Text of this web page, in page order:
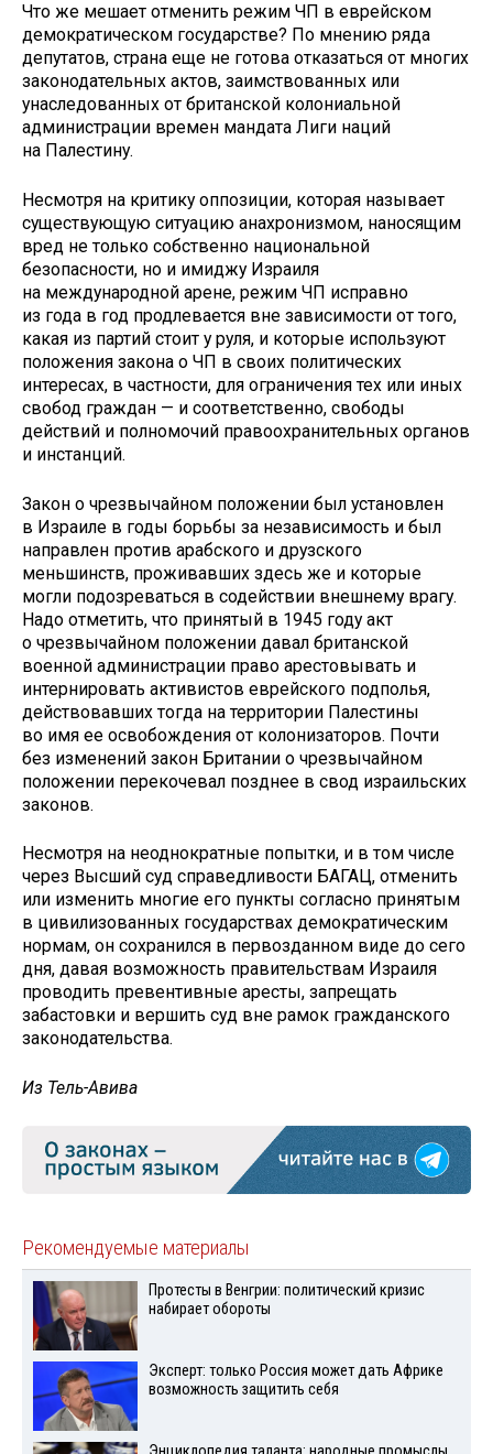
Что же мешает отменить режим ЧП в еврейском
демократическом государстве? По мнению ряда
депутатов, страна еще не готова отказаться от многих
законодательных актов, заимствованных или
унаследованных от британской колониальной
администрации времен мандата Лиги наций
на Палестину.
Несмотря на критику оппозиции, которая называет
существующую ситуацию анахронизмом, наносящим
вред не только собственно национальной
безопасности, но и имиджу Израиля
на международной арене, режим ЧП исправно
из года в год продлевается вне зависимости от того,
какая из партий стоит у руля, и которые используют
положения закона о ЧП в своих политических
интересах, в частности, для ограничения тех или иных
свобод граждан — и соответственно, свободы
действий и полномочий правоохранительных органов
и инстанций.
Закон о чрезвычайном положении был установлен
в Израиле в годы борьбы за независимость и был
направлен против арабского и друзского
меньшинств, проживавших здесь же и которые
могли подозреваться в содействии внешнему врагу.
Надо отметить, что принятый в 1945 году акт
о чрезвычайном положении давал британской
военной администрации право арестовывать и
интернировать активистов еврейского подполья,
действовавших тогда на территории Палестины
во имя ее освобождения от колонизаторов. Почти
без изменений закон Британии о чрезвычайном
положении перекочевал позднее в свод израильских
законов.
Несмотря на неоднократные попытки, и в том числе
через Высший суд справедливости БАГАЦ, отменить
или изменить многие его пункты согласно принятым
в цивилизованных государствах демократическим
нормам, он сохранился в первозданном виде до сего
дня, давая возможность правительствам Израиля
проводить превентивные аресты, запрещать
забастовки и вершить суд вне рамок гражданского
законодательства.
Из Тель-Авива
Рекомендуемые материалы
Протесты в Венгрии: политический кризис
набирает обороты
Эксперт: только Россия может дать Африке
возможность защитить себя